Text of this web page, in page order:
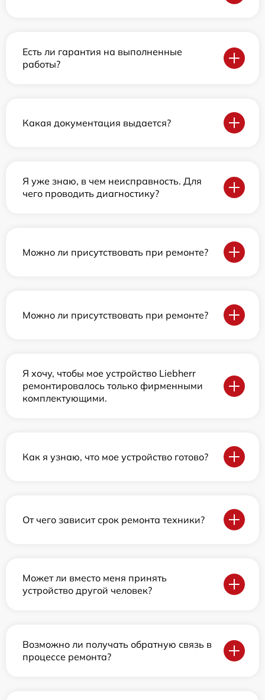
Есть ли гарантия на выполненные
работы?
Какая документация выдается?
Я уже знаю, в чем неисправность. Для
чего проводить диагностику?
Можно ли присутствовать при ремонте?
Можно ли присутствовать при ремонте?
Я хочу, чтобы мое устройство Liebherr
ремонтировалось только фирменными
комплектующими.
Как я узнаю, что мое устройство готово?
От чего зависит срок ремонта техники?
Может ли вместо меня принять
устройство другой человек?
Возможно ли получать обратную связь в
процессе ремонта?